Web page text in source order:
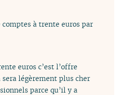
à trente euros par
euros c’est l’offre
légèrement plus cher
parce qu’il y a